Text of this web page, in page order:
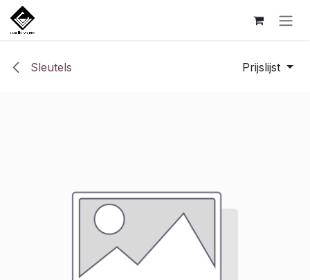
Overslaan naar inhoud
Sleutels Prijslijst